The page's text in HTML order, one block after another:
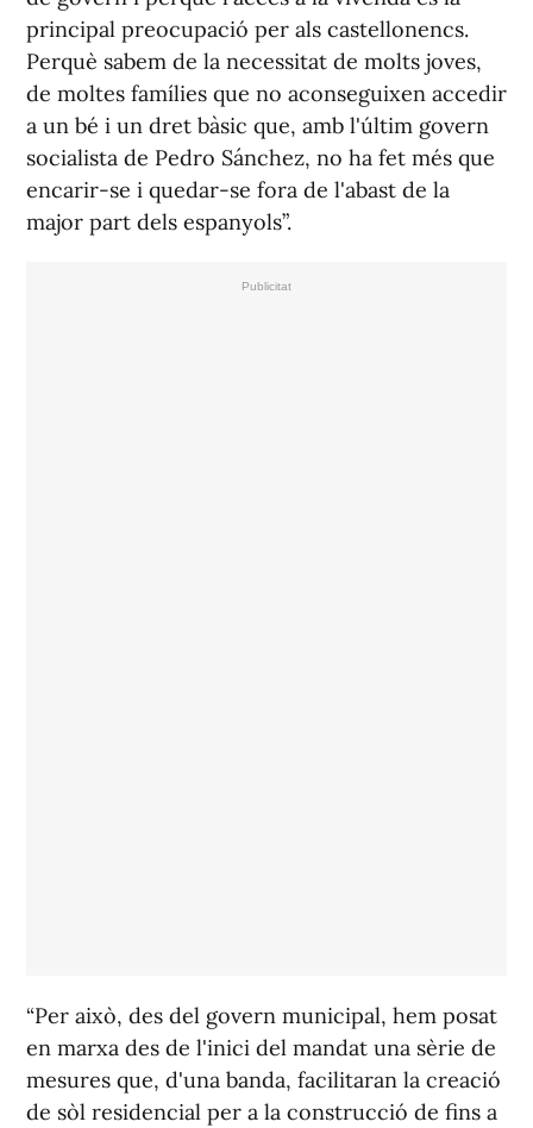
principal preocupació per als castellonencs.
Perquè sabem de la necessitat de molts joves,
de moltes famílies que no aconseguixen accedir
a un bé i un dret bàsic que, amb l'últim govern
socialista de Pedro Sánchez, no ha fet més que
encarir-se i quedar-se fora de l'abast de la
major part dels espanyols”.
“Per això, des del govern municipal, hem posat
en marxa des de l'inici del mandat una sèrie de
mesures que, d'una banda, facilitaran la creació
de sòl residencial per a la construcció de fins a